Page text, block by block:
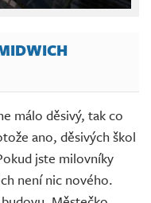
málo děsivý, tak co
ano, děsivých škol
jste milovníky
není nic nového.